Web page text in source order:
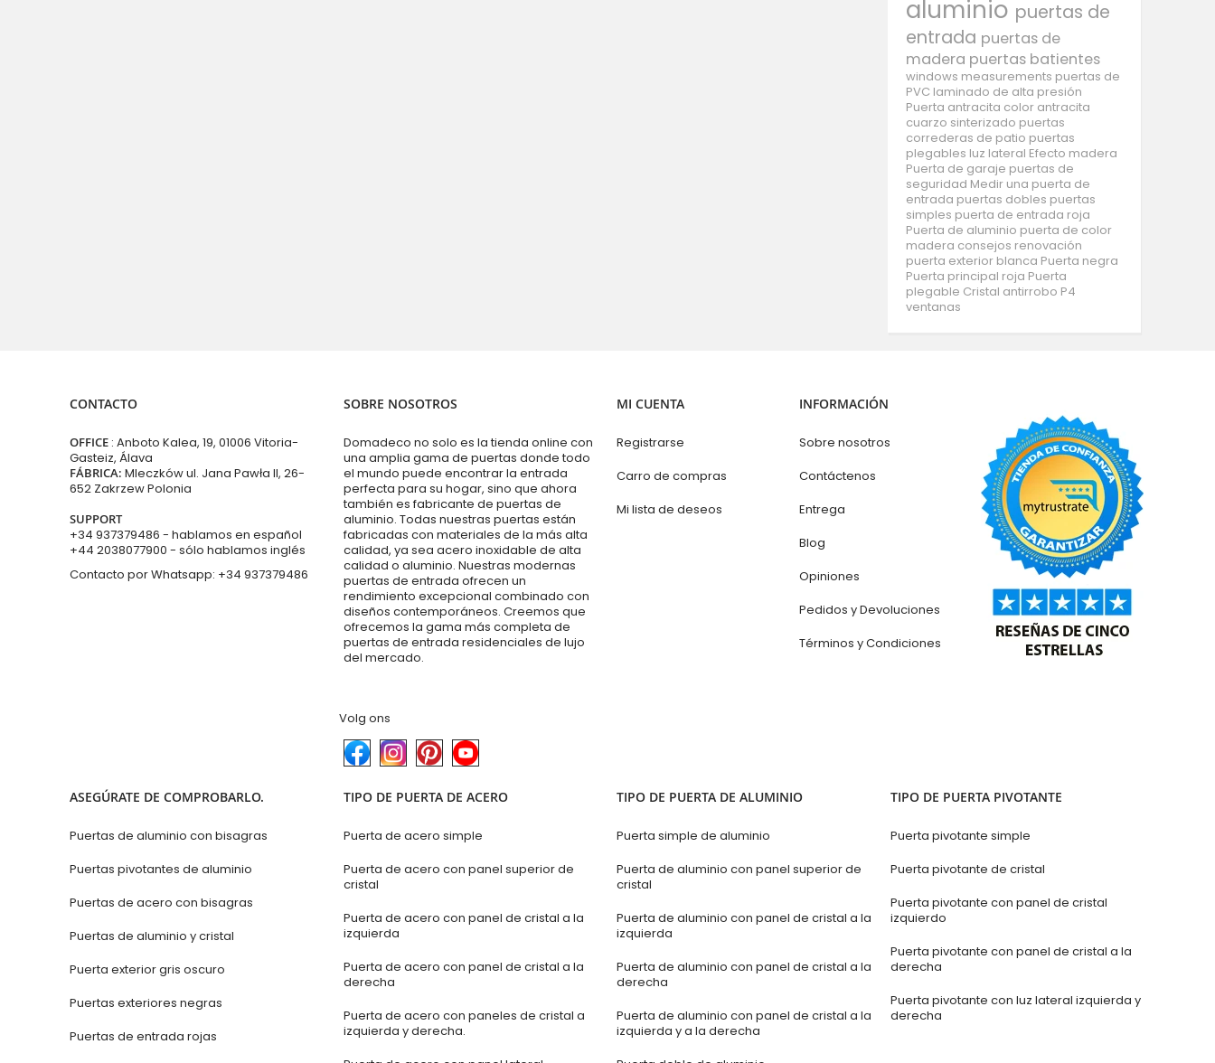
aluminio puertas de
entrada puertas de
madera puertas batientes
windows measurements puertas de
PVC laminado de alta presión
Puerta antracita color antracita
cuarzo sinterizado puertas
correderas de patio puertas
plegables luz lateral Efecto madera
Puerta de garaje puertas de
seguridad Medir una puerta de
entrada puertas dobles puertas
simples puerta de entrada roja
Puerta de aluminio puerta de color
madera consejos renovación
puerta exterior blanca Puerta negra
Puerta principal roja Puerta
plegable Cristal antirrobo P4
ventanas
CONTACTO
OFFICE : Anboto Kalea, 19, 01006 Vitoria-
Gasteiz, Álava
FÁBRICA: Mleczków ul. Jana Pawła II, 26-
652 Zakrzew Polonia
SUPPORT
+34 937379486 - hablamos en español
+44 2038077900 - sólo hablamos inglés
Contacto por Whatsapp: +34 937379486
SOBRE NOSOTROS
Domadeco no solo es la tienda online con
una amplia gama de puertas donde todo
el mundo puede encontrar la entrada
perfecta para su hogar, sino que ahora
también es fabricante de puertas de
aluminio. Todas nuestras puertas están
fabricadas con materiales de la más alta
calidad, ya sea acero inoxidable de alta
calidad o aluminio. Nuestras modernas
puertas de entrada ofrecen un
rendimiento excepcional combinado con
diseños contemporáneos. Creemos que
ofrecemos la gama más completa de
puertas de entrada residenciales de lujo
del mercado.
Volg ons
MI CUENTA
Registrarse
Carro de compras
Mi lista de deseos
INFORMACIÓN
Sobre nosotros
Contáctenos
Entrega
Blog
Opiniones
Pedidos y Devoluciones
Términos y Condiciones
ASEGÚRATE DE COMPROBARLO.
Puertas de aluminio con bisagras
Puertas pivotantes de aluminio
Puertas de acero con bisagras
Puertas de aluminio y cristal
Puerta exterior gris oscuro
Puertas exteriores negras
Puertas de entrada rojas
TIPO DE PUERTA DE ACERO
Puerta de acero simple
Puerta de acero con panel superior de
cristal
Puerta de acero con panel de cristal a la
izquierda
Puerta de acero con panel de cristal a la
derecha
Puerta de acero con paneles de cristal a
izquierda y derecha.
TIPO DE PUERTA DE ALUMINIO
Puerta simple de aluminio
Puerta de aluminio con panel superior de
cristal
Puerta de aluminio con panel de cristal a la
izquierda
Puerta de aluminio con panel de cristal a la
derecha
Puerta de aluminio con panel de cristal a la
izquierda y a la derecha
TIPO DE PUERTA PIVOTANTE
Puerta pivotante simple
Puerta pivotante de cristal
Puerta pivotante con panel de cristal
izquierdo
Puerta pivotante con panel de cristal a la
derecha
Puerta pivotante con luz lateral izquierda y
derecha